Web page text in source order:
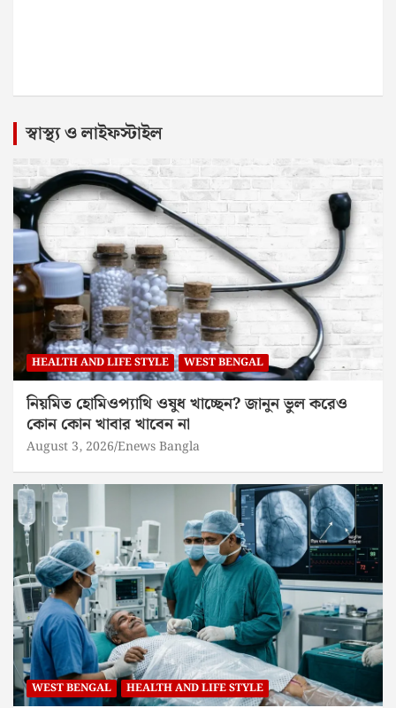
স্বাস্থ্য ও লাইফস্টাইল
HEALTH AND LIFE STYLE WEST BENGAL
নিয়মিত হোমিওপ্যাথি ওষুধ খাচ্ছেন? জানুন ভুল করেও
কোন কোন খাবার খাবেন না
August 3, 2026 Enews Bangla
WEST BENGAL HEALTH AND LIFE STYLE